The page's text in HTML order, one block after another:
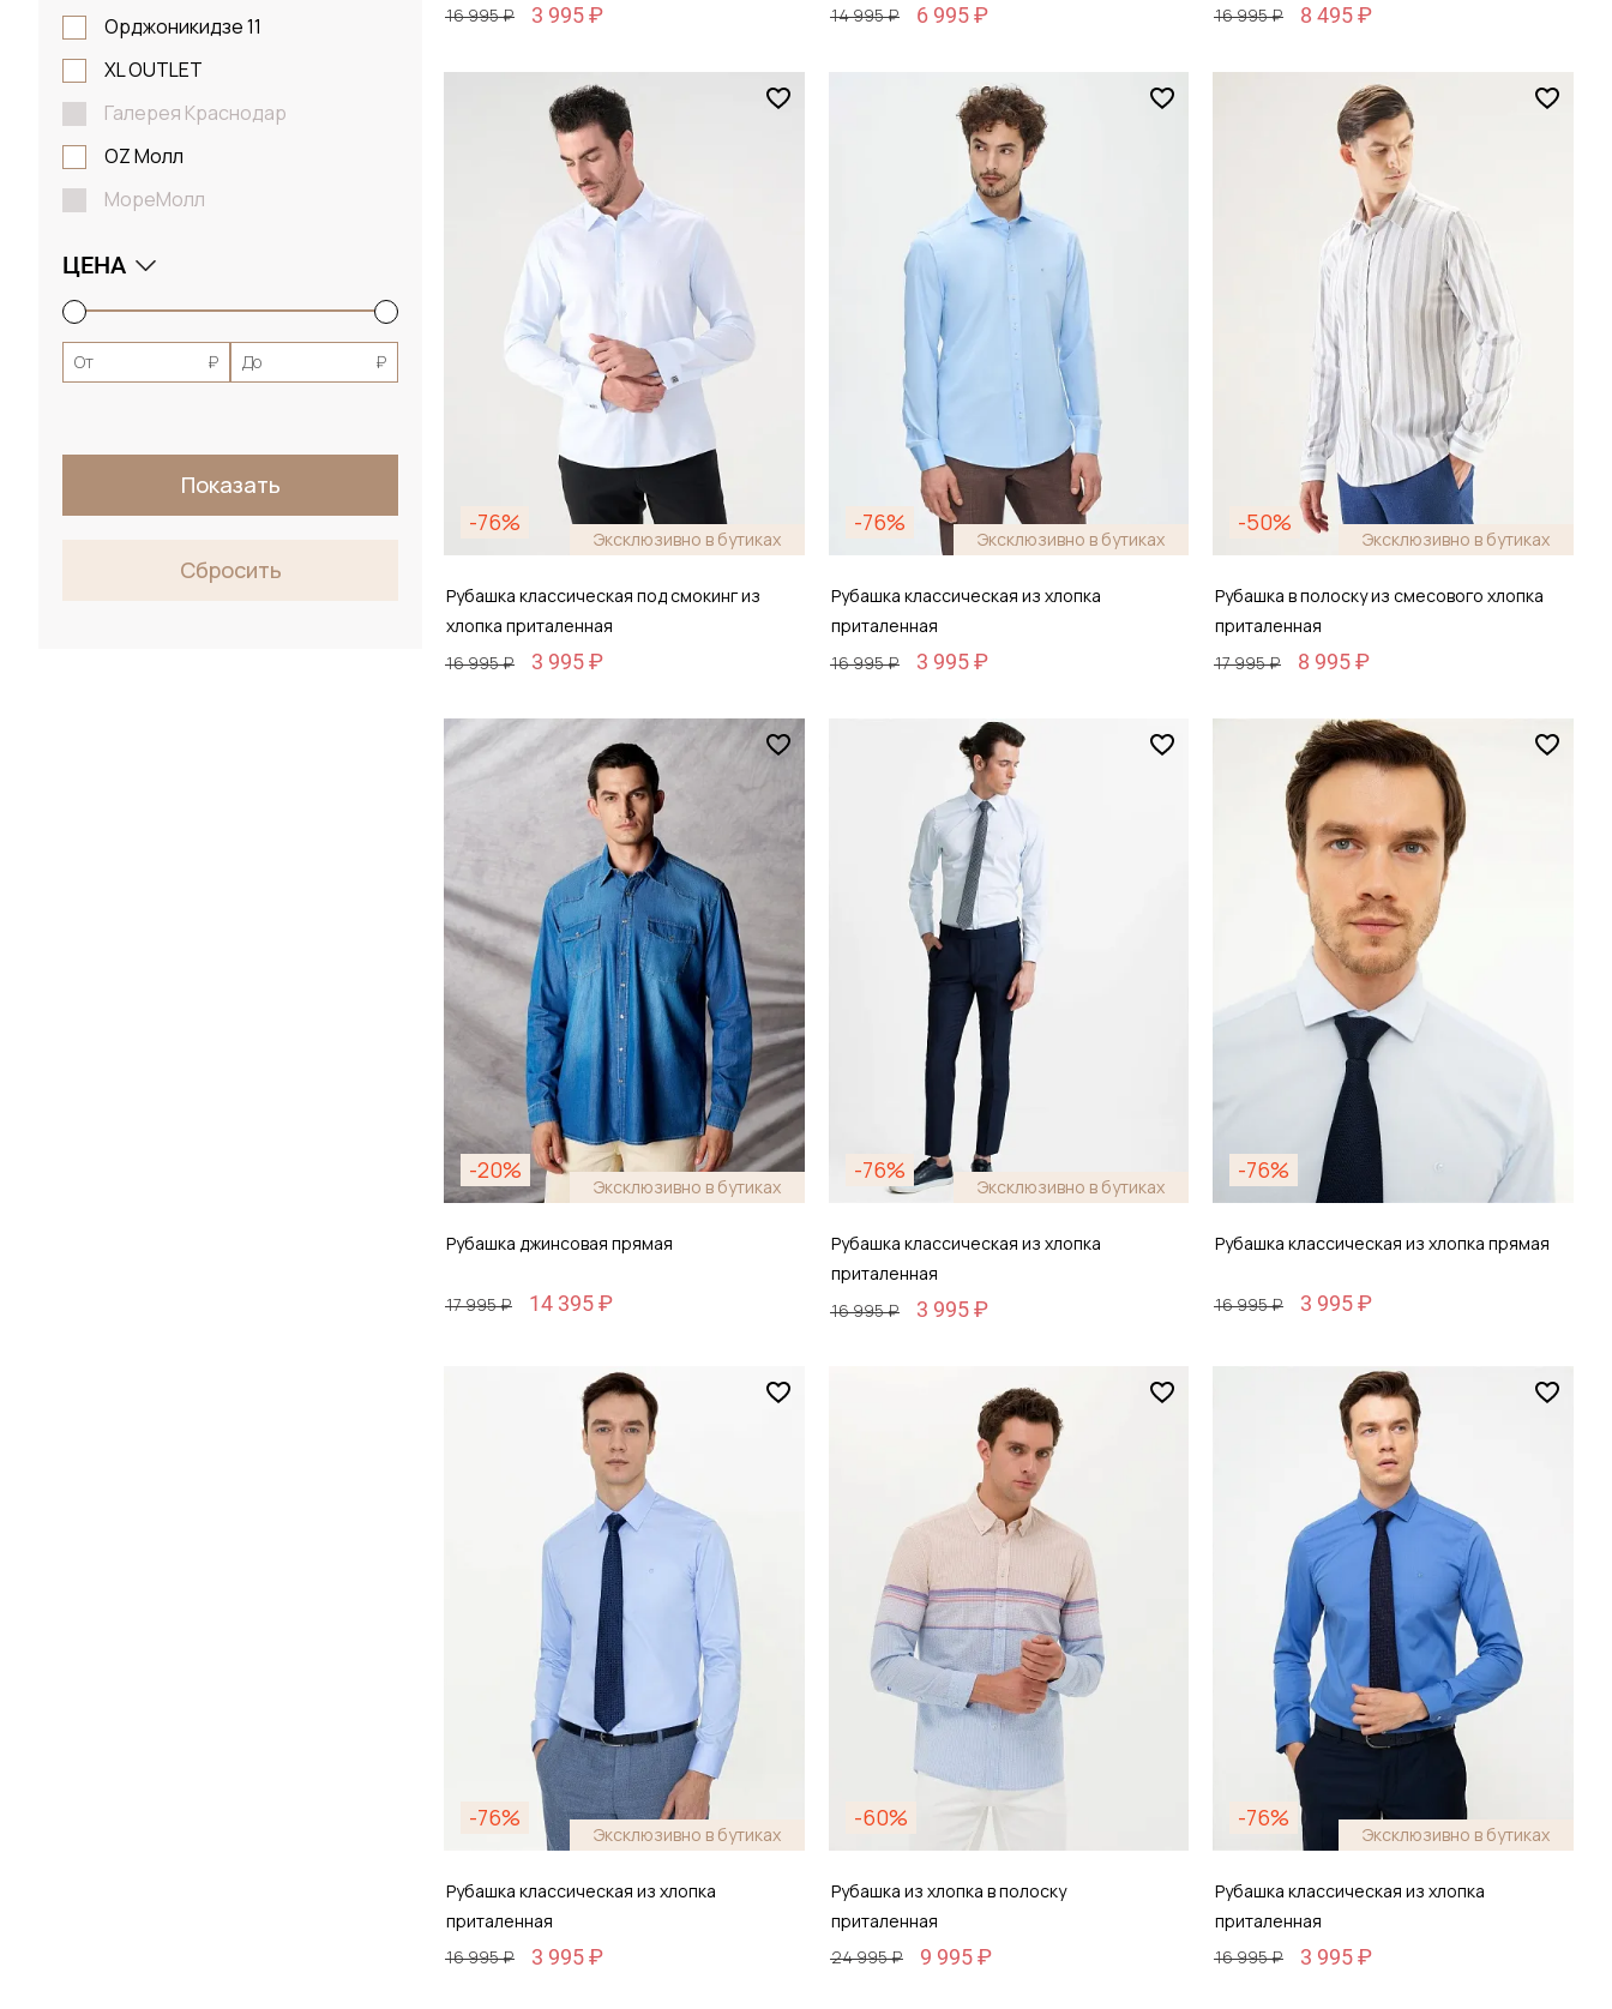
Орджоникидзе 11
XL OUTLET
Галерея Краснодар
OZ Молл
МореМолл
ЦЕНА
От ₽ До ₽
Показать
Сбросить
16 995 ₽
3 995 ₽
Добавить в корзину
14 995 ₽
6 995 ₽
Добавить в корзину
16 995 ₽
8 495 ₽
Добавить в корзину
-76%
Эксклюзивно в бутиках
Рубашка классическая под смокинг из
хлопка приталенная
16 995 ₽
3 995 ₽
Размер
Добавить в корзину
-76%
Эксклюзивно в бутиках
Рубашка классическая из хлопка
приталенная
16 995 ₽
3 995 ₽
38 / 44
Добавить в корзину
-50%
Эксклюзивно в бутиках
Рубашка в полоску из смесового хлопка
приталенная
17 995 ₽
8 995 ₽
Размер
38 / 44
Добавить в корзину
-20%
Эксклюзивно в бутиках
Рубашка джинсовая прямая
17 995 ₽ 14 395 ₽
Добавить в корзину
-76%
Эксклюзивно в бутиках
Рубашка классическая из хлопка
приталенная
16 995 ₽
3 995 ₽
Добавить в корзину
-76%
Рубашка классическая из хлопка прямая
16 995 ₽ 3 995 ₽
Добавить в корзину
-76%
Эксклюзивно в бутиках
Рубашка классическая из хлопка
приталенная
16 995 ₽
3 995 ₽
-60%
Рубашка из хлопка в полоску
приталенная
24 995 ₽
9 995 ₽
-76%
Эксклюзивно в бутиках
Рубашка классическая из хлопка
приталенная
16 995 ₽
3 995 ₽